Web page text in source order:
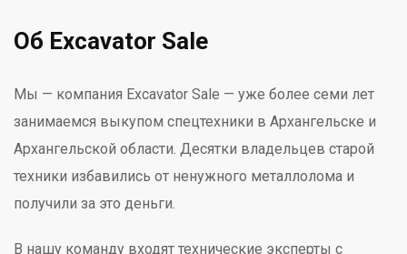
Об Excavator Sale
Мы — компания Excavator Sale — уже более семи лет
занимаемся выкупом спецтехники в Архангельске и
Архангельской области. Десятки владельцев старой
техники избавились от ненужного металлолома и
получили за это деньги.
В нашу команду входят технические эксперты с